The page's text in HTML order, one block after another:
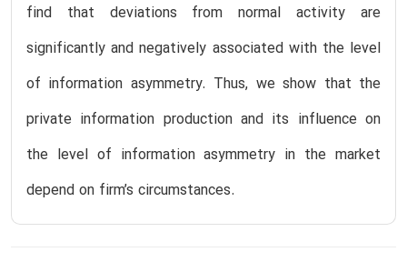
find that deviations from normal activity are
significantly and negatively associated with the level
of information asymmetry. Thus, we show that the
private information production and its influence on
the level of information asymmetry in the market
depend on firm’s circumstances.